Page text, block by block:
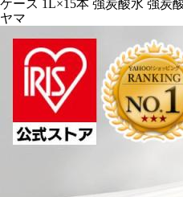
ケース 1L×15本 強炭酸水 強炭
ヤマ